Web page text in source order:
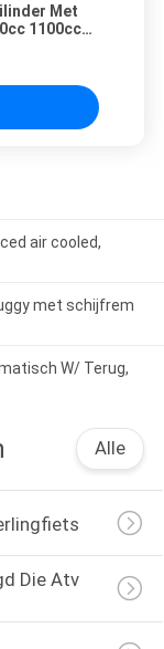
Met
1100cc
air cooled,
met schijfrem
W/ Terug,
Alle
Die Atv